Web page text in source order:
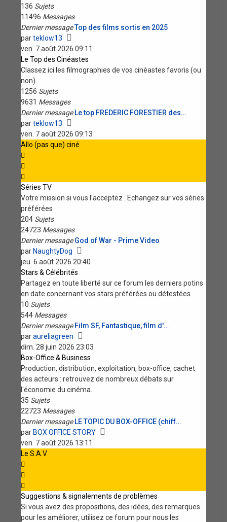
136 Sujets
11496 Messages
Dernier messageTop des films sortis en 2025
parteklow13
le
dernier
message
ven. 7 août 2026 09:11
Le Top des Cinéastes
Classez ici les filmographies de vos cinéastes favoris (ou
non).
1256 Sujets
9631 Messages
Dernier message Le top FREDERIC FORESTIER des…
parteklow13
le
dernier
ven. 7 août 2026 09:13
Allo (pas que) ciné
Séries TV
Votre mission si vous l'acceptez : Echangez sur vos séries
préférées
204 Sujets
24723 Messages
Dernier message God of War - Prime Video
par NaughtyDog
le
message
jeu. 6 août 2026 20:40
Stars & Célébrités
Partagez en toute liberté sur ce forum les derniers potins
en date concernant vos stars préférées ou détestées.
10 Sujets
544 Messages
Dernier message Film SF, Fantastique, film d'…
paraureliagreen
le
dernier
message
dim. 28 juin 2026 23:03
Box-Office & Business
Production, distribution, exploitation, box-office, cachet
des acteurs : retrouvez de nombreux débats sur
l'économie du cinéma.
35 Sujets
22723 Messages
Dernier message LE TOPIC DU BOX-OFFICE (chiff…
par BOX OFFICE STORY
ven. 7 août 2026 13:11
Le S.A.V
Suggestions & signalements de problèmes
Si vous avez des propositions, des idées, des remarques
pour les améliorer, utilisez ce forum pour nous les